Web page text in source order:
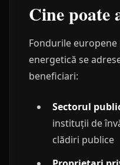
Cine poate
Fondurile
energetică se
beneficiari:
Sectorul
instituții de
clădiri publice